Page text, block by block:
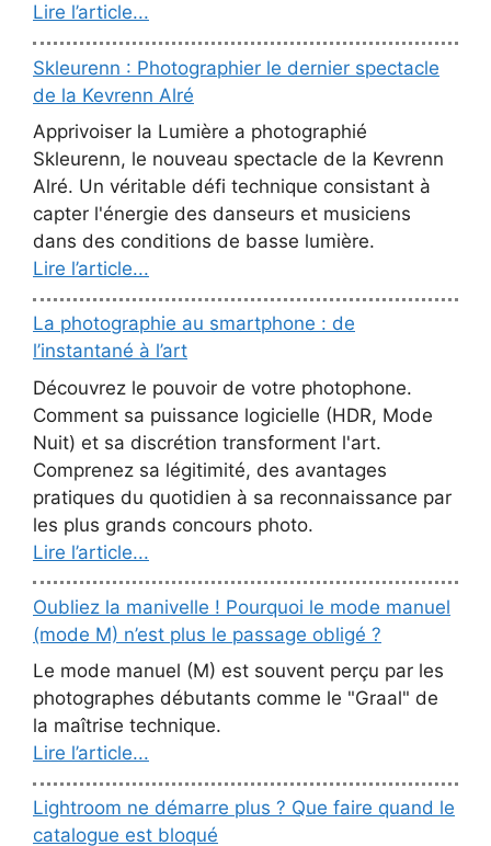
Lire l’article...
Skleurenn : Photographier le dernier spectacle
de la Kevrenn Alré
Apprivoiser la Lumière a photographié
Skleurenn, le nouveau spectacle de la Kevrenn
Alré. Un véritable défi technique consistant à
capter l'énergie des danseurs et musiciens
dans des conditions de basse lumière.
Lire l’article...
La photographie au smartphone : de
l’instantané à l’art
Découvrez le pouvoir de votre photophone.
Comment sa puissance logicielle (HDR, Mode
Nuit) et sa discrétion transforment l'art.
Comprenez sa légitimité, des avantages
pratiques du quotidien à sa reconnaissance par
les plus grands concours photo.
Lire l’article...
Oubliez la manivelle ! Pourquoi le mode manuel
(mode M) n’est plus le passage obligé ?
Le mode manuel (M) est souvent perçu par les
photographes débutants comme le "Graal" de
la maîtrise technique.
Lire l’article...
Lightroom ne démarre plus ? Que faire quand le
catalogue est bloqué